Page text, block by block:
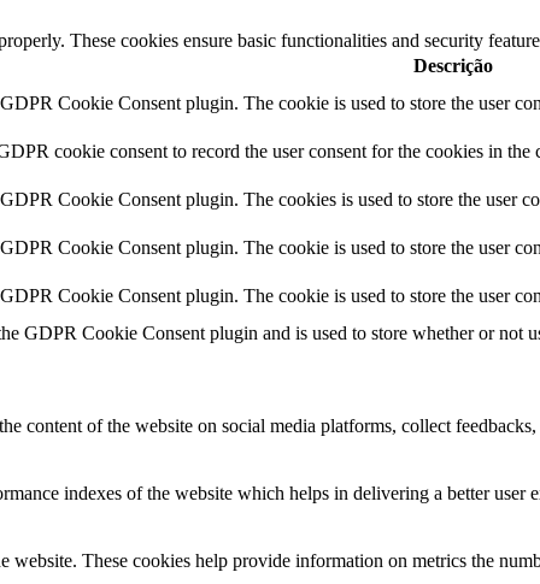
These cookies ensure basic functionalities and security
Descrição
Cookie Consent plugin. The cookie is used to store the user
cookie consent to record the user consent for the cookies in
Cookie Consent plugin. The cookies is used to store the user
Cookie Consent plugin. The cookie is used to store the user
Cookie Consent plugin. The cookie is used to store the user
GDPR Cookie Consent plugin and is used to store whether or not
content of the website on social media platforms, collect
indexes of the website which helps in delivering a better user
These cookies help provide information on metrics the